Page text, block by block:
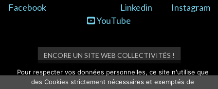
Facebook
Linkedin
Instagram
YouTube
ENCORE UN SITE WEB COLLECTIVITÉS !
Pour respecter vos données personnelles, ce site n'utilise que
des Cookies strictement nécessaires et exemptés de